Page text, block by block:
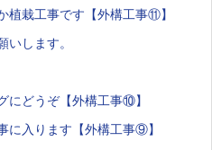
植栽工事です【外構工事⑪】
いします。
にどうぞ【外構工事⑩】
に入ります【外構工事⑨】